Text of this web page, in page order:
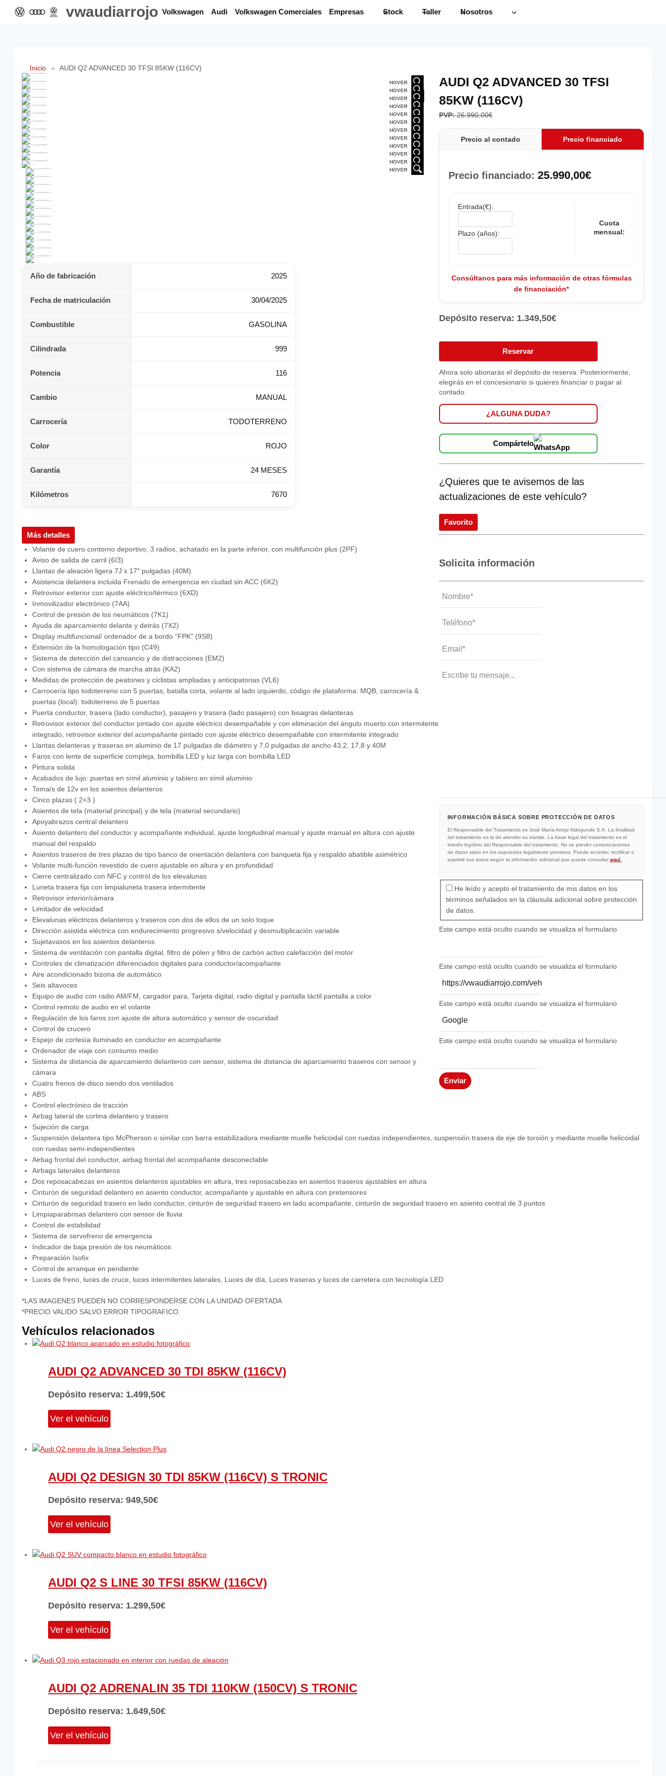
vwaudiarrojo Volkswagen Audi Volkswagen Comerciales Empresas Stock Taller Nosotros
Inicio » AUDI Q2 ADVANCED 30 TFSI 85KW (116CV)
HOVER
HOVER
HOVER
HOVER
HOVER
HOVER
HOVER
HOVER
HOVER
HOVER
HOVER
HOVER
AUDI Q2 ADVANCED 30 TFSI
85KW (116CV)
PVP: 26.990,00€
Precio al contado Precio financiado
Precio financiado: 25.990,00€
Entrada(€):
Plazo (años):
Cuota
mensual:
Consúltanos para más información de otras fórmulas
de financiación*
Depósito reserva: 1.349,50€
ADVANCED
30
TFSI
85KW
(116CV)
Reservar
Ahora solo abonarás el depósito de reserva. Posteriormente,
elegirás en el concesionario si quieres financiar o pagar al
contado.
¿ALGUNA DUDA?
Compártelo
¿Quieres que te avisemos de las
actualizaciones de este vehículo?
Favorito
Solicita información
INFORMACIÓN BÁSICA SOBRE PROTECCIÓN DE DATOS
El Responsable del Tratamiento es José María Arrojo Aldegunde S.A. La finalidad
del tratamiento es la de atender su trámite. La base legal del tratamiento es el
interés legítimo del Responsable del tratamiento. No se prevén comunicaciones
de datos salvo en los supuestos legalmente previstos. Puede acceder, rectificar o
suprimir sus datos según la información adicional que puede consultar aquí.
Protección de datos (Obligatorio)
He leído y acepto el tratamiento de mis datos en los
términos señalados en la cláusula adicional sobre protección
de datos.
Este campo está oculto cuando se visualiza el formulario
Este campo está oculto cuando se visualiza el formulario
Este campo está oculto cuando se visualiza el formulario
Este campo está oculto cuando se visualiza el formulario
Enviar
Año de fabricación 2025
Fecha de matriculación 30/04/2025
Combustible GASOLINA
Cilindrada 999
Potencia 116
Cambio MANUAL
Carrocería TODOTERRENO
Color ROJO
Garantía 24 MESES
Kilómetros 7670
Más detalles
Volante de cuero contorno deportivo, 3 radios, achatado en la parte inferior, con multifunción plus (2PF)
Aviso de salida de carril (6I3)
Llantas de aleación ligera 7J x 17″ pulgadas (40M)
Asistencia delantera incluida Frenado de emergencia en ciudad sin ACC (6K2)
Retrovisor exterior con ajuste eléctrico/térmico (6XD)
Inmovilizador electrónico (7AA)
Control de presión de los neumáticos (7K1)
Ayuda de aparcamiento delante y detrás (7X2)
Display multifuncional/ ordenador de a bordo “FPK” (9S8)
Extensión de la homologación tipo (C49)
Sistema de detección del cansancio y de distracciones (EM2)
Con sistema de cámara de marcha atrás (KA2)
Medidas de protección de peatones y ciclistas ampliadas y anticipatorias (VL6)
Carrocería tipo todoterreno con 5 puertas, batalla corta, volante al lado izquierdo, código de plataforma: MQB, carrocería &
puertas (local): todoterreno de 5 puertas
Puerta conductor, trasera (lado conductor), pasajero y trasera (lado pasajero) con bisagras delanteras
Retrovisor exterior del conductor pintado con ajuste eléctrico desempañable y con eliminación del ángulo muerto con intermitente
integrado, retrovisor exterior del acompañante pintado con ajuste eléctrico desempañable con intermitente integrado
Llantas delanteras y traseras en aluminio de 17 pulgadas de diámetro y 7,0 pulgadas de ancho 43,2, 17,8 y 40M
Faros con lente de superficie compleja, bombilla LED y luz larga con bombilla LED
Pintura solida
Acabados de lujo: puertas en símil aluminio y tablero en símil aluminio
Toma/s de 12v en los asientos delanteros
Cinco plazas ( 2+3 )
Asientos de tela (material principal) y de tela (material secundario)
Apoyabrazos central delantero
Asiento delantero del conductor y acompañante individual, ajuste longitudinal manual y ajuste manual en altura con ajuste
manual del respaldo
Asientos traseros de tres plazas de tipo banco de orientación delantera con banqueta fija y respaldo abatible asimétrico
Volante multi-función revestido de cuero ajustable en altura y en profundidad
Cierre centralizado con NFC y contról de los elevalunas
Luneta trasera fija con limpialuneta trasera intermitente
Retrovisor interior/cámara
Limitador de velocidad
Elevalunas eléctricos delanteros y traseros con dos de ellos de un solo toque
Dirección asistida eléctrica con endurecimiento progresivo s/velocidad y desmultiplicación variable
Sujetavasos en los asientos delanteros
Sistema de ventilación con pantalla digital, filtro de pólen y filtro de carbón activo calefacción del motor
Controles de climatización diferenciados digitales para conductor/acompañante
Aire acondicionado bizona de automático
Seis altavoces
Equipo de audio con radio AM/FM, cargador para, Tarjeta digital, radio digital y pantalla táctil pantalla a color
Control remoto de audio en el volante
Regulación de los faros con ajuste de altura automático y sensor de oscuridad
Control de crucero
Espejo de cortesía iluminado en conductor en acompañante
Ordenador de viaje con consumo medio
Sistema de distancia de aparcamiento delanteros con sensor, sistema de distancia de aparcamiento traseros con sensor y
cámara
Cuatro frenos de disco siendo dos ventilados
ABS
Control electrónico de tracción
Airbag lateral de cortina delantero y trasero
Sujeción de carga
Suspensión delantera tipo McPherson o similar con barra estabilizadora mediante muelle helicoidal con ruedas independientes, suspensión trasera de eje de torsión y mediante muelle helicoidal
con ruedas semi-independientes
Airbag frontal del conductor, airbag frontal del acompañante desconectable
Airbags laterales delanteros
Dos reposacabezas en asientos delanteros ajustables en altura, tres reposacabezas en asientos traseros ajustables en altura
Cinturón de seguridad delantero en asiento conductor, acompañante y ajustable en altura con pretensores
Cinturón de seguridad trasero en lado conductor, cinturón de seguridad trasero en lado acompañante, cinturón de seguridad trasero en asiento central de 3 puntos
Limpiaparabrisas delantero con sensor de lluvia
Control de estabilidad
Sistema de servofreno de emergencia
Indicador de baja presión de los neumáticos
Preparación Isofix
Control de arranque en pendiente
Luces de freno, luces de cruce, luces intermitentes laterales, Luces de día, Luces traseras y luces de carretera con tecnología LED
*LAS IMAGENES PUEDEN NO CORRESPONDERSE CON LA UNIDAD OFERTADA
*PRECIO VALIDO SALVO ERROR TIPOGRAFICO
Vehículos relacionados
AUDI Q2 ADVANCED 30 TDI 85KW (116CV)
Depósito reserva: 1.499,50€
Ver el vehículo
AUDI Q2 DESIGN 30 TDI 85KW (116CV) S TRONIC
Depósito reserva: 949,50€
Ver el vehículo
AUDI Q2 S LINE 30 TFSI 85KW (116CV)
Depósito reserva: 1.299,50€
Ver el vehículo
AUDI Q2 ADRENALIN 35 TDI 110KW (150CV) S TRONIC
Depósito reserva: 1.649,50€
Ver el vehículo